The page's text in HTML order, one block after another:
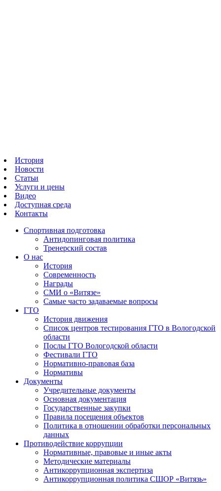
История
Новости
Статьи
Услуги и цены
Видео
Доступная среда
Контакты
Спортивная подготовка
Антидопинговая политика
Тренерский состав
О нас
История
Современность
Награды
СМИ о «Витязе»
Самые часто задаваемые вопросы
ГТО
История движения
Список центров тестирования ГТО в Вологодской
области
Послы ГТО Вологодской области
Фестивали ГТО
Нормативно-правовая база
Нормативы
Документы
Учредительные документы
Основная документация
Государственные закупки
Правила посещения объектов
Политика в отношении обработки персональных
данных
Противодействие коррупции
Нормативные, правовые и иные акты
Методические материалы
Антикоррупционная экспертиза
Антикоррупционная политика СШОР «Витязь»